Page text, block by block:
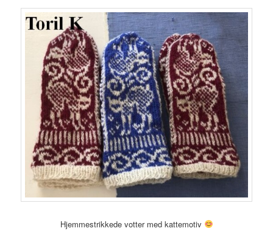
Hjemmestrikkede votter med kattemotiv